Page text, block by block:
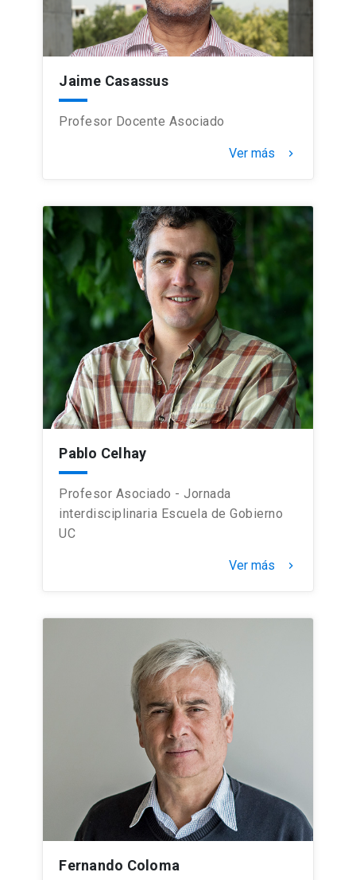
Jaime Casassus
Profesor Docente Asociado
Ver más keyboard_arrow_right
Pablo Celhay
Profesor Asociado - Jornada
interdisciplinaria Escuela de Gobierno
UC
Ver más keyboard_arrow_right
Fernando Coloma